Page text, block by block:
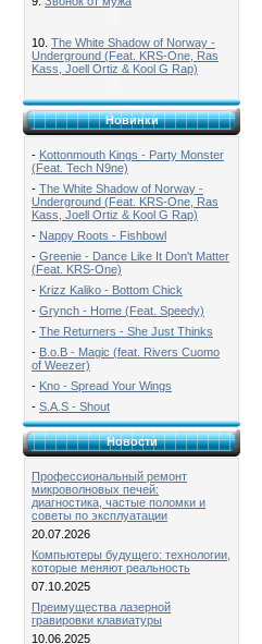
10. The White Shadow of Norway -
Underground (Feat. KRS-One, Ras
Kass, Joell Ortiz & Kool G Rap)
Новинки
- Kottonmouth Kings - Party Monster
(Feat. Tech N9ne)
- The White Shadow of Norway -
Underground (Feat. KRS-One, Ras
Kass, Joell Ortiz & Kool G Rap)
- Nappy Roots - Fishbowl
- Greenie - Dance Like It Don't Matter
(Feat. KRS-One)
- Krizz Kaliko - Bottom Chick
- Grynch - Home (Feat. Speedy)
- The Returners - She Just Thinks
- B.o.B - Magic (feat. Rivers Cuomo
of Weezer)
- Kno - Spread Your Wings
- S.A.S - Shout
Новости
Профессиональный ремонт
микроволновых печей:
диагностика, частые поломки и
советы по эксплуатации
20.07.2026
Компьютеры будущего: технологии,
которые меняют реальность
07.10.2025
Преимущества лазерной
гравировки клавиатуры
10.06.2025